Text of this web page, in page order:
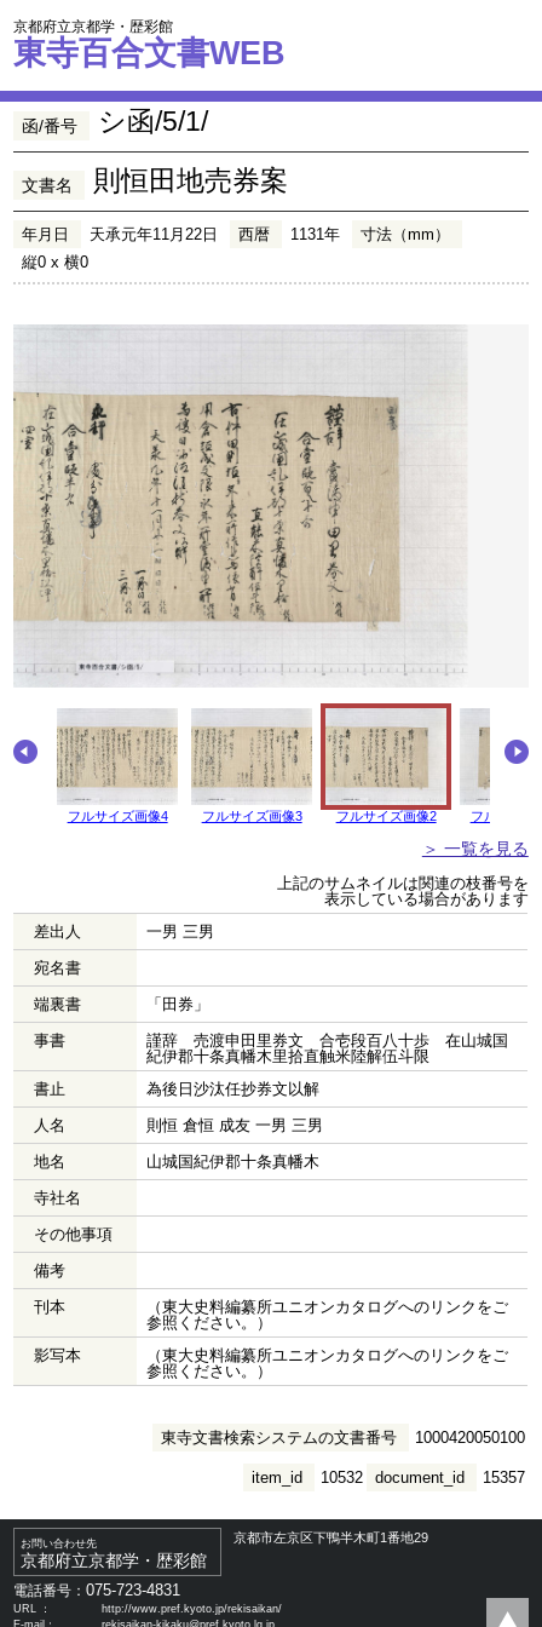
京都府立京都学・歴彩館
東寺百合文書WEB
函/番号 シ函/5/1/
文書名 則恒田地売券案
年月日 天承元年11月22日 西暦 1131年
寸法（mm）
縦0 x 横0
フルサイズ画像4 フルサイズ画像3 フルサイズ画像2 フルサイズ
＞ 一覧を見る
上記のサムネイルは関連の枝番号を
表示している場合があります
差出人
一男 三男
宛名書
端裏書
「田券」
事書
謹辞 売渡申田里券文 合壱段百八十歩 在山城国
紀伊郡十条真幡木里拾直触米陸解伍斗限
書止
為後日沙汰任抄券文以解
人名
則恒 倉恒 成友 一男 三男
地名
山城国紀伊郡十条真幡木
寺社名
その他事項
備考
刊本
（東大史料編纂所ユニオンカタログへのリンクをご
参照ください。）
影写本
（東大史料編纂所ユニオンカタログへのリンクをご
参照ください。）
東寺文書検索システムの文書番号 1000420050100
document_id 15357
item_id 10532
お問い合わせ先
京都府立京都学・歴彩館
京都市左京区下鴨半木町1番地29
電話番号：075-723-4831
URL ：
http://www.pref.kyoto.jp/rekisaikan/
E-mail：
rekisaikan-kikaku@pref.kyoto.lg.jp